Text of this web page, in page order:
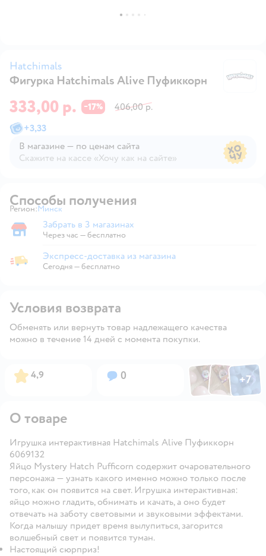
Hatchimals
Фигурка Hatchimals Alive Пуфиккорн
333,00 р. −17%
406,00 р.
+3,33
В магазине — по ценам сайта
Скажите на кассе «Хочу как на сайте»
Способы получения
Регион: Выбор адреса доставки.
Минск
Забрать в магазине
Забрать в 3 магазинах
Через час — бесплатно
Экспресс-доставка из магазина
Экспресс-доставка из магазина
Сегодня—бесплатно
Условия возврата
Обменять или вернуть товар надлежащего качества
можно в течение 14 дней с момента покупки.
Рейтинг:
4,9 Вопросов:
0 ФотоФотоФото
+7
Открыть
О товаре
Игрушка интерактивная Hatchimals Alive Пуфиккорн
6069132
Яйцо Mystery Hatch Pufficorn содержит очаровательного
персонажа — узнать какого именно можно только после
того, как он появится на свет. Игрушка интерактивная:
яйцо можно гладить, обнимать и качать, а оно будет
отвечать на заботу световыми и звуковыми эффектами.
Когда малышу придет время вылупиться, загорится
волшебный свет и появится туман.
Настоящий сюрприз!